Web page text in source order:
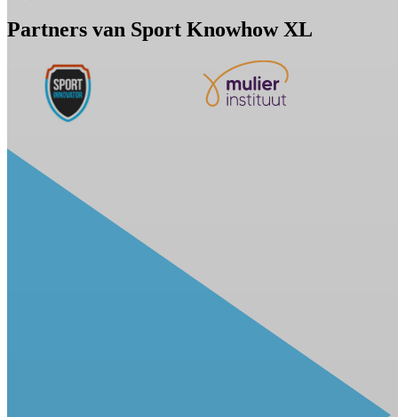
Partners van Sport Knowhow XL